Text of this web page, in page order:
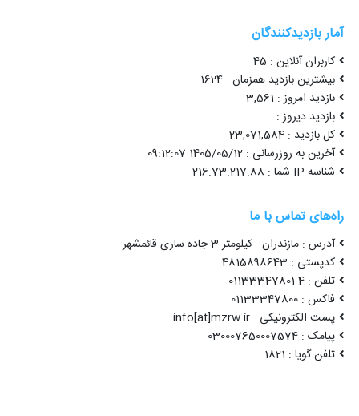
آمار بازدیدکنندگان
کاربران آنلاین : 45
بیشترین بازدید همزمان : 1624
بازدید امروز : 3,561
بازدید دیروز :
کل بازدید : 23,071,584
آخرین به روزرسانی : 1405/05/12 09:12:07
شناسه IP شما : 216.73.217.88
راه‌های تماس با ما
آدرس : مازندران - کیلومتر 3 جاده ساری قائمشهر
کدپستی : 4815898643
تلفن : 4-01133347801
فاکس : 01133347800
پست الکترونیکی : info[at]mzrw.ir
پیامک : 030007650007574
تلفن گویا : 1821